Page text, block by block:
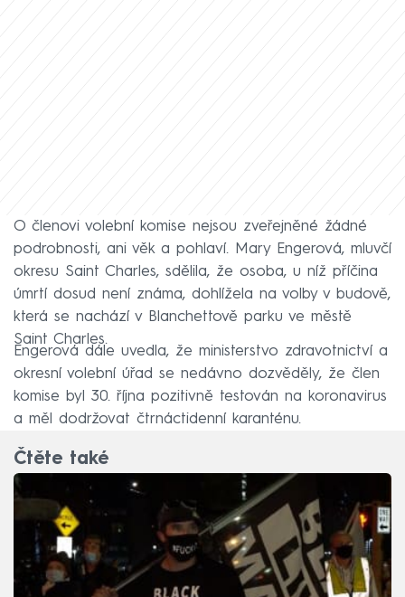
O členovi volební komise nejsou zveřejněné žádné
podrobnosti, ani věk a pohlaví. Mary Engerová, mluvčí
okresu Saint Charles, sdělila, že osoba, u níž příčina
úmrtí dosud není známa, dohlížela na volby v budově,
která se nachází v Blanchettově parku ve městě
Saint Charles.
Engerová dále uvedla, že ministerstvo zdravotnictví a
okresní volební úřad se nedávno dozvěděly, že člen
komise byl 30. října pozitivně testován na koronavirus
a měl dodržovat čtrnáctidenní karanténu.
Čtěte také